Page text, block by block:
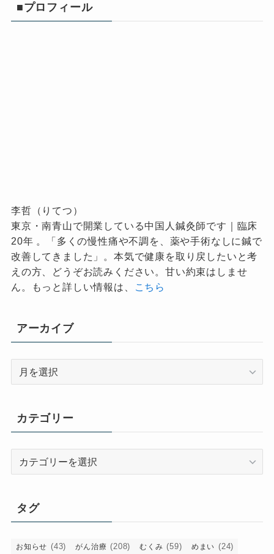
■プロフィール
李哲（りてつ）
東京・南青山で開業している中国人鍼灸師です｜臨床
20年 。「多くの慢性痛や不調を、薬や手術なしに鍼で
改善してきました」。本気で健康を取り戻したいと考
えの方、どうぞお読みください。甘い約束はしませ
ん。もっと詳しい情報は、
こちら
アーカイブ
ブ
カテゴリー
ー
タグ
お知らせ (43) がん治療 (208) むくみ (59) めまい (24)